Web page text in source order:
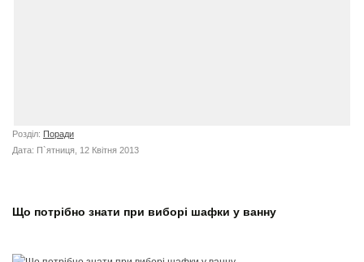
Розділ: Поради
Дата: П`ятниця, 12 Квітня 2013
Що потрібно знати при виборі шафки у ванну